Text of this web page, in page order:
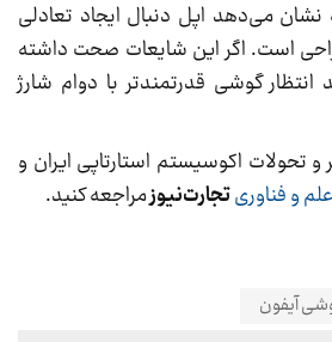
نشان می‌دهد اپل دنبال ایجاد تعادلی
است. اگر این شایعات صحت داشته
انتظار گوشی قدرتمندتر با دوام شارژ
و تحولات اکوسیستم استارتاپی ایران و
علم و فناوریتجارت‌نیوزمراجعه کنید.
آیفون